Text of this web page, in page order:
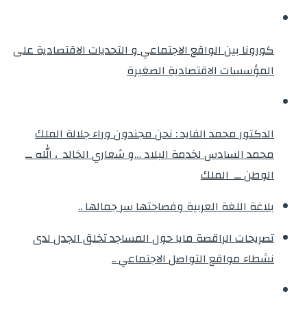
كورونا بين الواقع الاجتماعي و التحديات الاقتصادية على
المؤسسات الاقتصادية الصغيرة
الدكتور محمد الفايد : نحن مجندون وراء جلالة الملك
محمد السادس لخدمة البلاد …و شعاري الخالد ، الله ــ
الوطن ــ الملك
بلاغة اللغة العربية وفصاحتها سر جمالها ..
تصريحات الراقصة مايا حول المساجد تخلق الجدل لدى
نشطاء مواقع التواصل الاجتماعي ..